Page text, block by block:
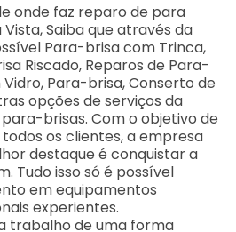
onde faz reparo de para
Saiba que através da
Para-brisa com Trinca,
Riscado, Reparos de Para-
Para-brisa, Conserto de
opções de serviços da
brisas. Com o objetivo de
os clientes, a empresa
destaque é conquistar a
Tudo isso só é possível
em equipamentos
experientes.
trabalho de uma forma